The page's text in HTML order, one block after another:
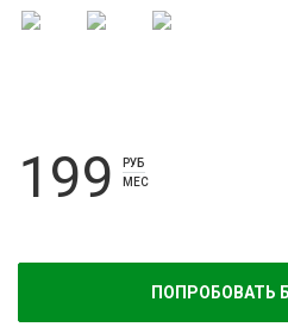
199
РУБ
МЕС
ПОПРОБОВАТЬ